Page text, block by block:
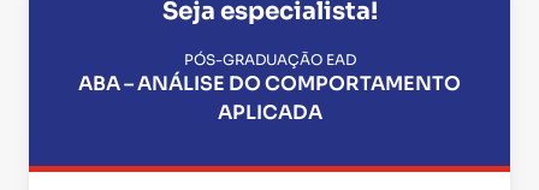
Seja especialista!
PÓS-GRADUAÇÃO EAD
ABA – ANÁLISE DO COMPORTAMENTO
APLICADA